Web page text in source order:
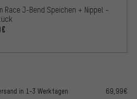
Race J-Bend Speichen + Nippel -
in 1-3 Werktagen
69,99€